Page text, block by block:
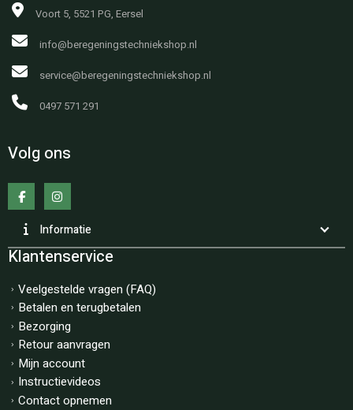
Voort 5, 5521 PG, Eersel
info@beregeningstechniekshop.nl
service@beregeningstechniekshop.nl
0497 571 291
Volg ons
Informatie
Klantenservice
Veelgestelde vragen (FAQ)
Betalen en terugbetalen
Bezorging
Retour aanvragen
Mijn account
Instructievideos
Contact opnemen